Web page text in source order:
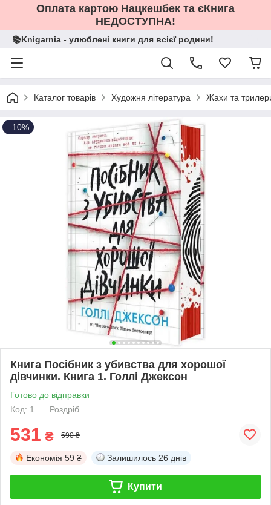
Оплата картою Нацкешбек та єКнига
НЕДОСТУПНА!
📚Knigarnia - улюблені книги для всієї родини!
Каталог товарів Художня література Жахи та
–10%
Книга Посібник з убивства для хорошої
дівчинки. Книга 1. Голлі Джексон
Готово до відправки
Код: 1
Роздріб
531 ₴ 590 ₴
Економія 59 ₴ Залишилось 26 днів
Купити